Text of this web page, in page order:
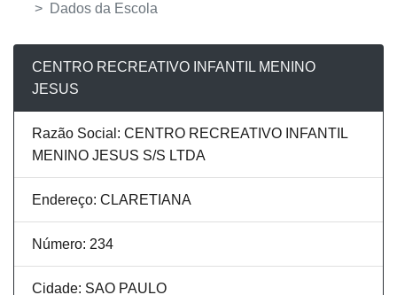
Dados da Escola
CENTRO RECREATIVO INFANTIL MENINO
JESUS
Razão Social: CENTRO RECREATIVO INFANTIL
MENINO JESUS S/S LTDA
Endereço: CLARETIANA
Número: 234
Cidade: SAO PAULO